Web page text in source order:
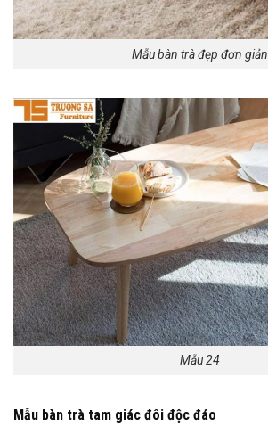
Mẫu bàn trà đẹp đơn giản
Mẫu 24
Mẫu bàn trà tam giác đôi độc đáo